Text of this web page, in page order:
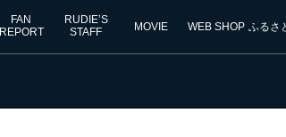
FAN
REPORT
RUDIE’S
STAFF
MOVIE WEB SHOP ふるさ